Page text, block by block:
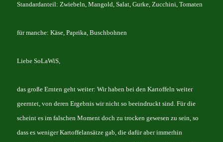
Standardanteil: Zwiebeln, Mangold, Salat, Gurke, Zucchini, Tomaten
für manche: Käse, Paprika, Buschbohnen
Liebe SoLaWiS,
das große Ernten geht weiter: Wir haben bei den Kartoffeln weiter
geerntet, von deren Ergebnis wir nicht so beeindruckt sind. Für die
scheint es im falschen Moment doch zu trocken gewesen zu sein, so
dass es weniger Kartoffelansätze gab, die dafür aber immerhin